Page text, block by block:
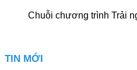
Chuỗi chương trình Trải
TIN MỚI